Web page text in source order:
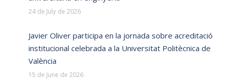
24 de July de 2026
Javier Oliver participa en la jornada sobre acreditació
institucional celebrada a la Universitat Politècnica de
València
15 de June de 2026